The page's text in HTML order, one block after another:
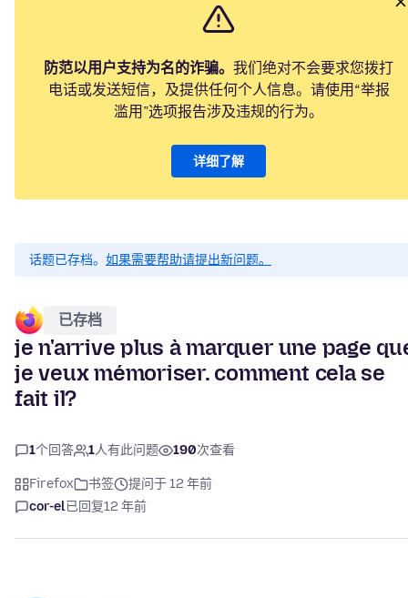
防范以用户支持为名的诈骗。 我们绝对不会要求您拨打
电话或发送短信，及提供任何个人信息。请使用“举报
滥用”选项报告涉及违规的行为。
详细了解
话题已存档。 如果需要帮助请提出新问题。
已存档
je n'arrive plus à marquer une page
je veux mémoriser. comment cela se
fait il?
1个回答 1人有此问题 190次查看
Firefox 书签
提问于 12 年前
cor-el已回复12 年前